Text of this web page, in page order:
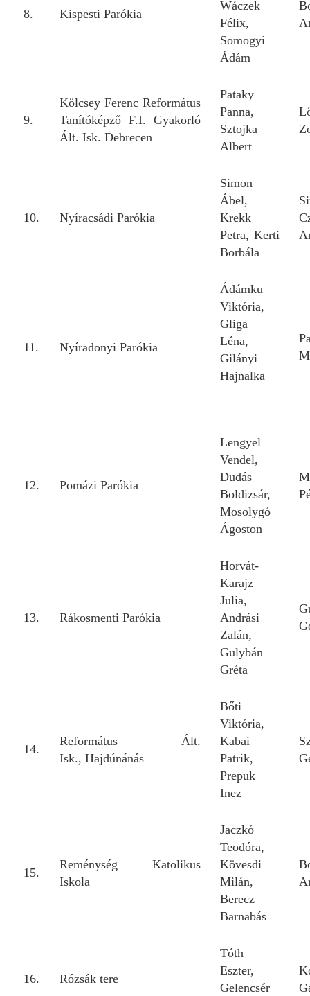
8. Kispesti Parókia
Wáczek
Félix,
Somogyi
Ádám
9.
Kölcsey Ferenc Református
Tanítóképző F.I. Gyakorló
Ált. Isk. Debrecen
Pataky
Panna,
Sztojka
Albert
10. Nyíracsádi Parókia
Simon
Ábel,
Krekk
Petra, Kerti
Borbála
11. Nyíradonyi Parókia
Ádámku
Viktória,
Gliga
Léna,
Gilányi
Hajnalka
12. Pomázi Parókia
Lengyel
Vendel,
Dudás
Boldizsár,
Mosolygó
Ágoston
13. Rákosmenti Parókia
Horvát-
Karajz
Julia,
Andrási
Zalán,
Gulybán
Gréta
14.
Református Ált.
Isk., Hajdúnánás
Bőti
Viktória,
Kabai
Patrik,
Prepuk
Inez
15.
Reménység Katolikus
Iskola
Jaczkó
Teodóra,
Kövesdi
Milán,
Berecz
Barnabás
16. Rózsák tere
Tóth
Eszter,
Gelencsér